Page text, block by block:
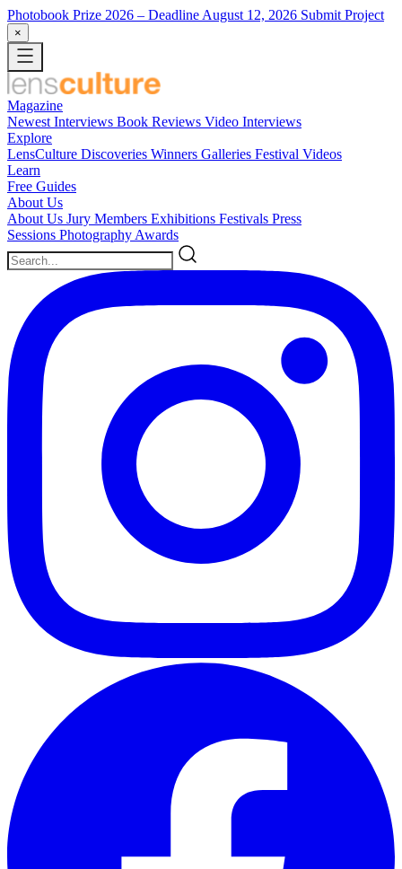
Photobook Prize 2026 – Deadline August 12, 2026 Submit Project
×
Magazine
Newest Interviews Book Reviews Video Interviews
Explore
LensCulture Discoveries Winners Galleries Festival Videos
Learn
Free Guides
About Us
About Us Jury Members Exhibitions Festivals Press
Sessions Photography Awards